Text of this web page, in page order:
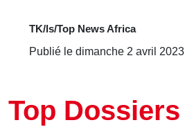
TK/ls/Top News Africa
Publié le dimanche 2 avril 2023
Top Dossiers